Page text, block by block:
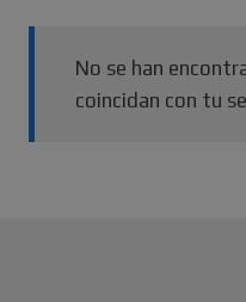
No se han
coincidan con tu